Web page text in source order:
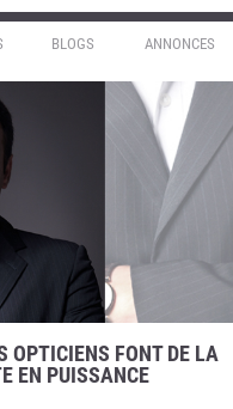
BLOGS ANNONCES
OPTICIENS FONT DE LA
EN PUISSANCE